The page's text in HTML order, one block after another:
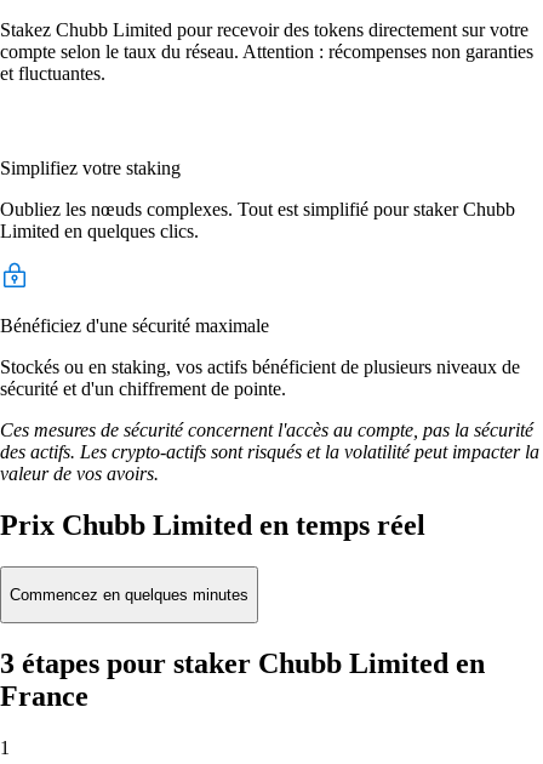
Stakez Chubb Limited pour recevoir des tokens directement sur votre
compte selon le taux du réseau. Attention : récompenses non garanties
et fluctuantes.
Simplifiez votre staking
Oubliez les nœuds complexes. Tout est simplifié pour staker Chubb
Limited en quelques clics.
Bénéficiez d'une sécurité maximale
Stockés ou en staking, vos actifs bénéficient de plusieurs niveaux de
sécurité et d'un chiffrement de pointe.
Ces mesures de sécurité concernent l'accès au compte, pas la sécurité
des actifs. Les crypto-actifs sont risqués et la volatilité peut impacter la
valeur de vos avoirs.
Prix Chubb Limited en temps réel
Commencez en quelques minutes
3 étapes pour staker Chubb Limited en
France
1